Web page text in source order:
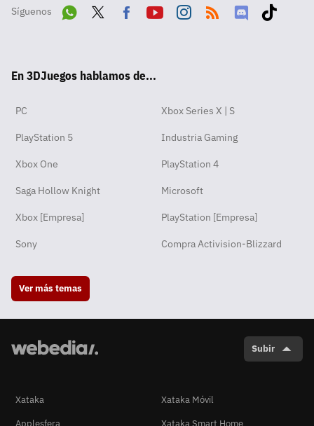
Síguenos
pp
ok
En 3DJuegos hablamos de...
PC Xbox Series X | S
PlayStation 5 Industria Gaming
Xbox One PlayStation 4
Saga Hollow Knight Microsoft
Xbox [Empresa] PlayStation [Empresa]
Sony Compra Activision-Blizzard
Ver más temas
Subir
Xataka
Xataka Móvil
Applesfera
Xataka Smart Home